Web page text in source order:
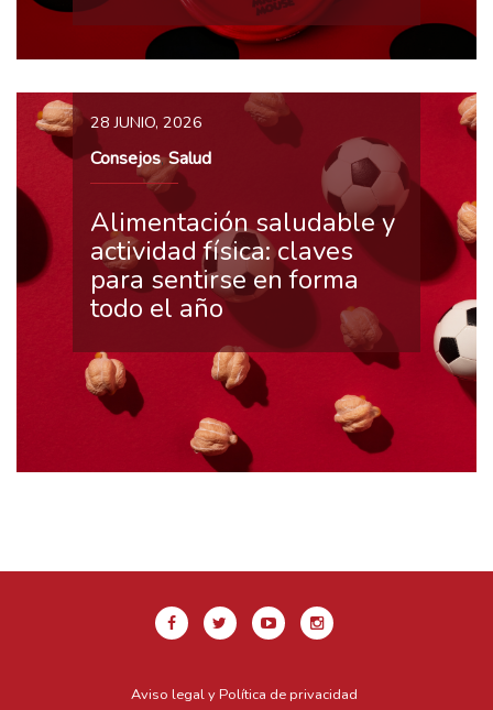
28 JUNIO, 2026
Consejos,Salud
Alimentación saludable y
actividad física: claves
para sentirse en forma
todo el año
Aviso legal y Política de privacidad